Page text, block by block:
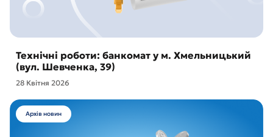
Технічні роботи: банкомат у м. Хмельницький
(вул. Шевченка, 39)
28 Квітня 2026
Архів новин